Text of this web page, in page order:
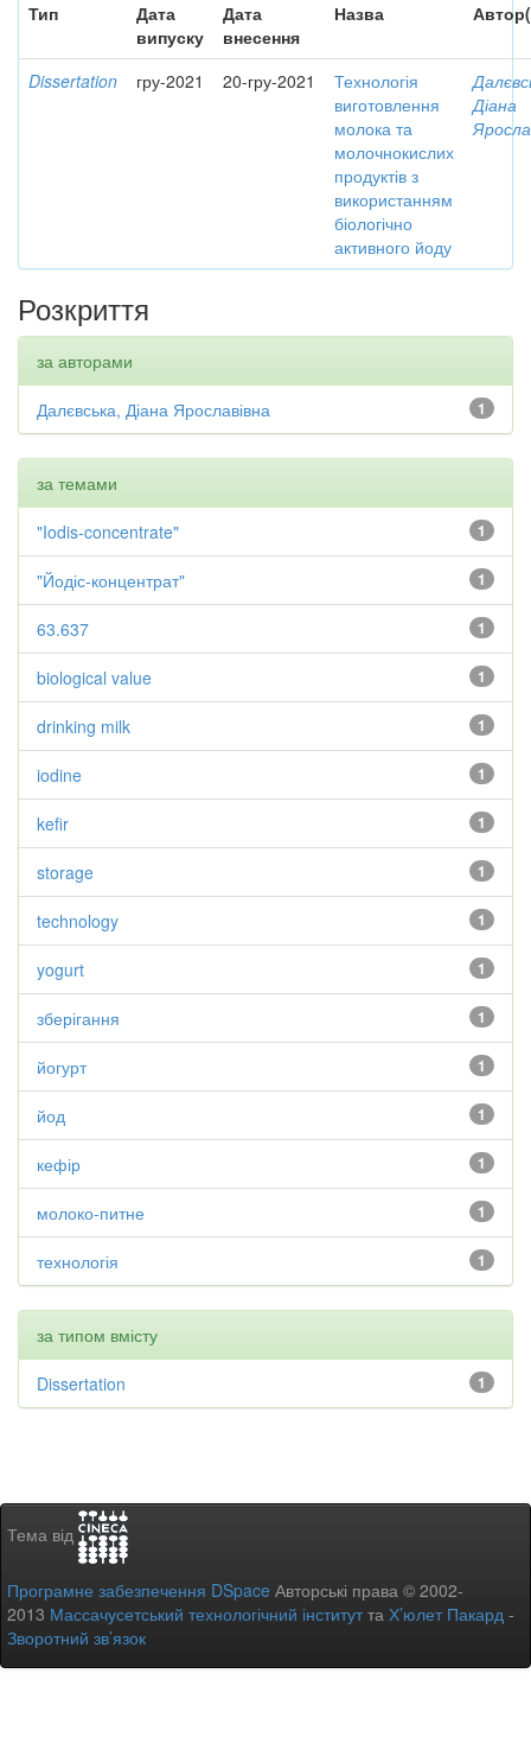
Тип
Дата
випуску
Дата
внесення
Назва
Dissertation гру-2021 20-гру-2021
Технологія
виготовлення
молока та
молочнокислих
продуктів з
використанням
біологічно
активного йоду
Діана
Розкриття
за авторами
1
Далєвська, Діана Ярославівна
за темами
1
"Iodis-concentrate"
1
"Йодіс-концентрат"
1
63.637
1
biological value
1
drinking milk
1
iodine
1
kefir
1
storage
1
technology
1
yogurt
1
зберігання
1
йогурт
1
йод
1
кефір
1
молоко-питне
1
технологія
за типом вмісту
1
Dissertation
Тема від
Програмне забезпечення DSpace Авторські права © 2002-
2013 Массачусетський технологічний інститутта Х’юлет Пакард -
Зворотний зв’язок